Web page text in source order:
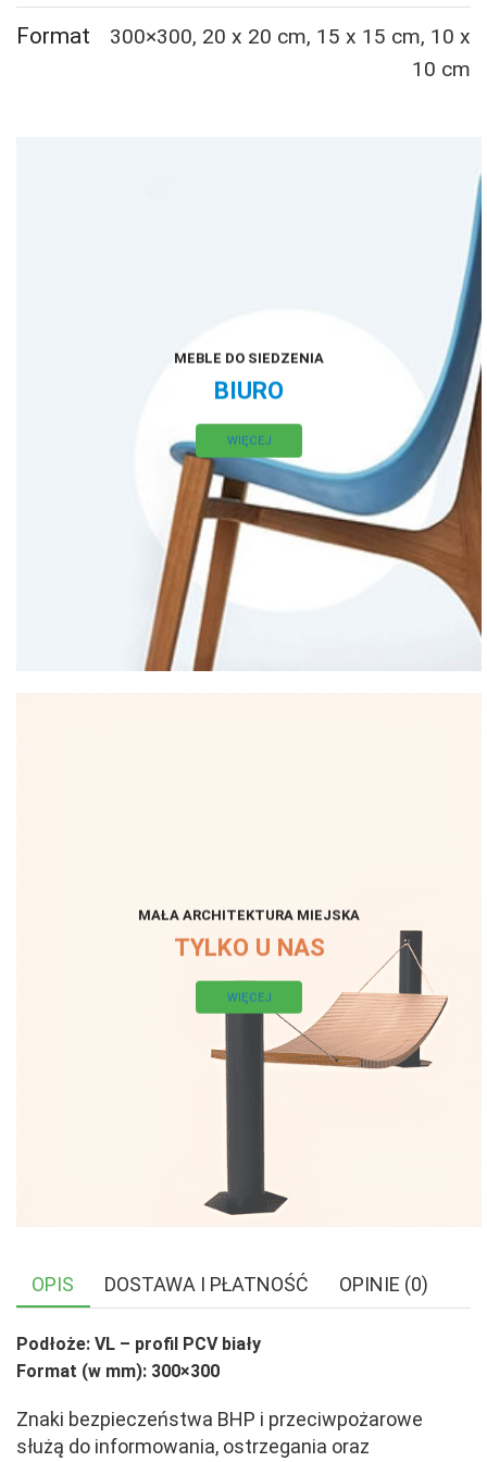
oprzyrządowaniem
Format
300×300, 20 x 20 cm, 15 x 15 cm, 10 x
10 cm
MEBLE DO SIEDZENIA
BIURO
WIĘCEJ
MAŁA ARCHITEKTURA MIEJSKA
TYLKO U NAS
WIĘCEJ
OPIS DOSTAWA I PŁATNOŚĆ OPINIE (0)
Podłoże: VL – profil PCV biały
Format (w mm): 300×300
Znaki bezpieczeństwa BHP i przeciwpożarowe
służą do informowania, ostrzegania oraz